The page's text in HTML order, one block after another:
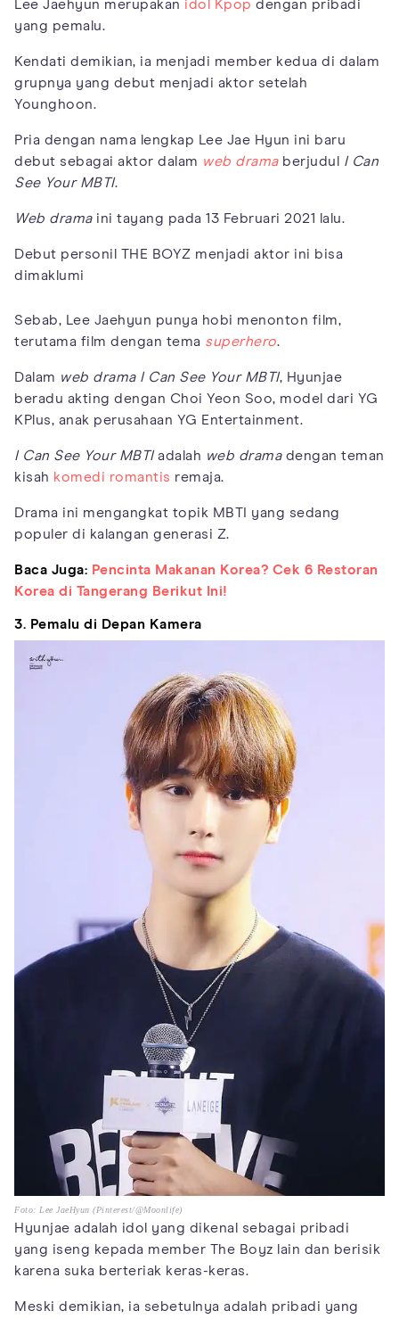
Lee Jaehyun merupakan idol Kpop dengan pribadi
yang pemalu.
Kendati demikian, ia menjadi member kedua di dalam
grupnya yang debut menjadi aktor setelah
Younghoon.
Pria dengan nama lengkap Lee Jae Hyun ini baru
debut sebagai aktor dalam web dramaberjudul I Can
See Your MBTI.
Web dramaini tayang pada 13 Februari 2021 lalu.
Debut personil THE BOYZ menjadi aktor ini bisa
dimaklumi
Sebab, Lee Jaehyun punya hobi menonton film,
terutama film dengan tema superhero.
Dalam web drama I Can See Your MBTI, Hyunjae
beradu akting dengan Choi Yeon Soo, model dari YG
KPlus, anak perusahaan YG Entertainment.
I Can See Your MBTIadalah web drama dengan teman
kisah komedi romantis remaja.
Drama ini mengangkat topik MBTI yang sedang
populer di kalangan generasi Z.
Baca Juga: Pencinta Makanan Korea? Cek 6 Restoran
Korea di Tangerang Berikut Ini!
3. Pemalu di Depan Kamera
Foto: Lee JaeHyun (Pinterest/@Moonlife)
Hyunjae adalah idol yang dikenal sebagai pribadi
yang iseng kepada member The Boyz lain dan berisik
karena suka berteriak keras-keras.
Meski demikian, ia sebetulnya adalah pribadi yang